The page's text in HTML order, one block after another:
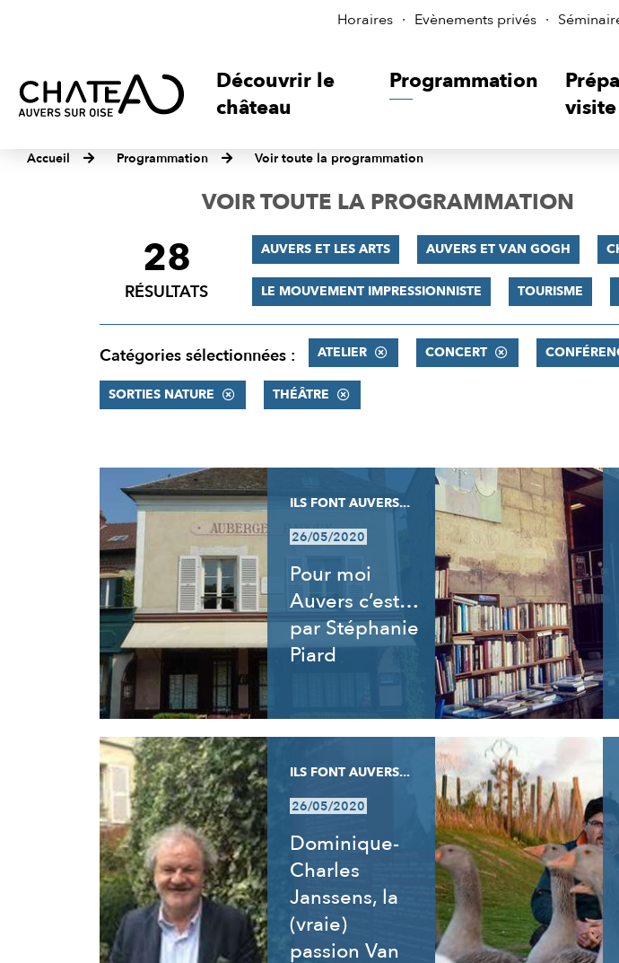
Horaires Evènements privés
Découvrir le
château
Programmation
visite
Accueil Programmation Voir toute la programmation
VOIR TOUTE LA PROGRAMMATION
FILTRER
RÉSULTATS
28
RÉSULTATS
AUVERS ET LES ARTS AUVERS ET VAN GOGH
LE MOUVEMENT IMPRESSIONNISTE TOURISME
Catégories sélectionnées : ATELIER CONCERT
SORTIES NATURE THÉÂTRE
RÉSULTATS
ILS FONT AUVERS...
26/05/2020
Pour moi
Auvers c’est…
par Stéphanie
Piard
ILS FONT AUVERS...
26/05/2020
Dominique-
Charles
Janssens, la
(vraie)
passion Van